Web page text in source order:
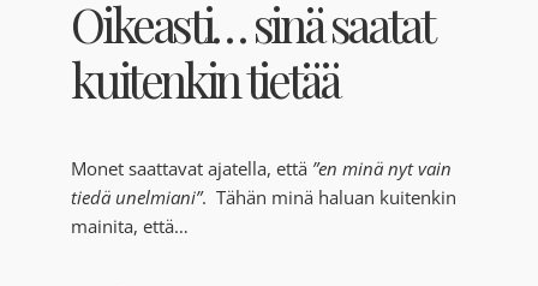
Oikeasti… sinä saatat
kuitenkin tietää
Monet saattavat ajatella, että ”en minä nyt vain
tiedä unelmiani”. Tähän minä haluan kuitenkin
mainita, että…